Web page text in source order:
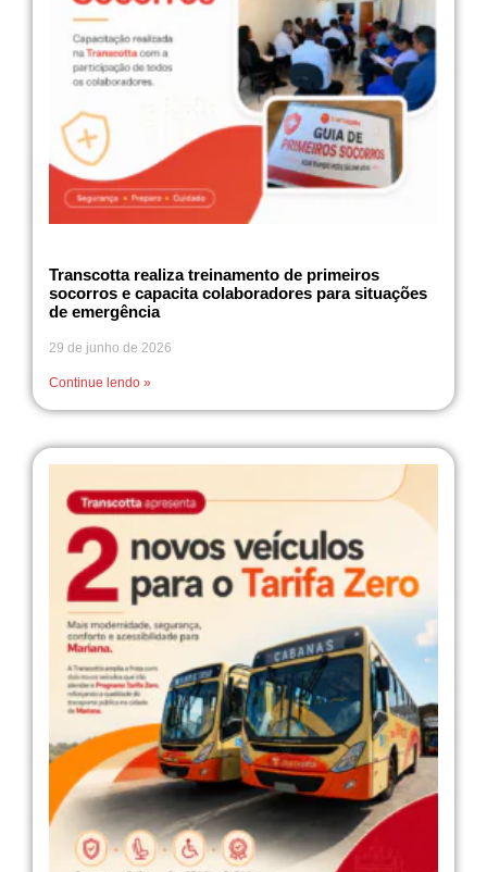
Transcotta realiza treinamento de primeiros
socorros e capacita colaboradores para situações
de emergência
29 de junho de 2026
Continue lendo »